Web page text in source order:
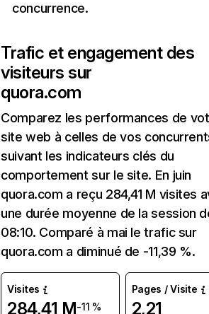
concurrence.
Trafic et engagement des
visiteurs sur
quora.com
Comparez les performances de
site web à celles de vos
suivant les indicateurs clés du
comportement sur le site. En juin
quora.com a reçu 284,41 M visites
une durée moyenne de la session
08:10. Comparé à mai le trafic sur
quora.com a diminué de -11,39 %.
Visites
284,41 M-11 %
Pages / Visite
2,21